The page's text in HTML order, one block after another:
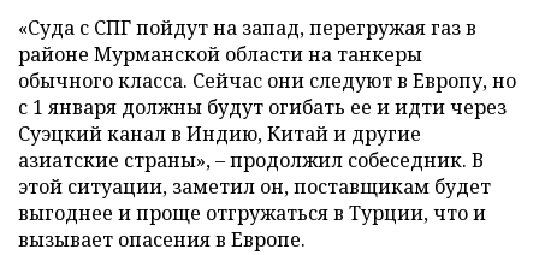
«Суда с СПГ пойдут на запад, перегружая газ в
районе Мурманской области на танкеры
обычного класса. Сейчас они следуют в Европу, но
с 1 января должны будут огибать ее и идти через
Суэцкий канал в Индию, Китай и другие
азиатские страны», – продолжил собеседник. В
этой ситуации, заметил он, поставщикам будет
выгоднее и проще отгружаться в Турции, что и
вызывает опасения в Европе.